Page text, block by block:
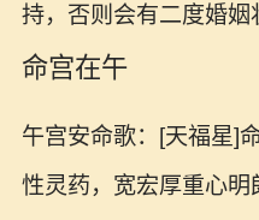
持，否则会有二度婚姻
命宫在午
午宫安命歌：[天福星]
性灵药，宽宏厚重心